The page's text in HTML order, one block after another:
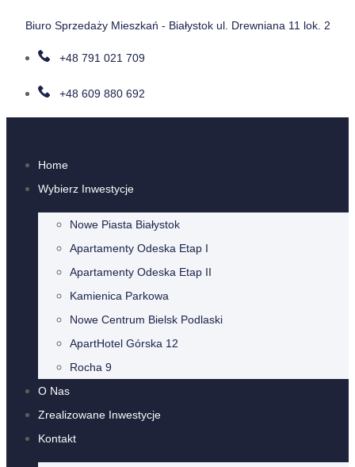
Biuro Sprzedaży Mieszkań - Białystok ul. Drewniana 11 lok. 2
+48 791 021 709
+48 609 880 692
Home
Wybierz Inwestycje
Nowe Piasta Białystok
Apartamenty Odeska Etap I
Apartamenty Odeska Etap II
Kamienica Parkowa
Nowe Centrum Bielsk Podlaski
ApartHotel Górska 12
Rocha 9
O Nas
Zrealizowane Inwestycje
Kontakt